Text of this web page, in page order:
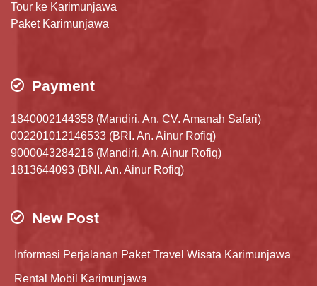
Tour ke Karimunjawa
Paket Karimunjawa
Payment
1840002144358 (Mandiri. An. CV. Amanah Safari)
002201012146533 (BRI. An. Ainur Rofiq)
9000043284216 (Mandiri. An. Ainur Rofiq)
1813644093 (BNI. An. Ainur Rofiq)
New Post
Informasi Perjalanan Paket Travel Wisata Karimunjawa
Rental Mobil Karimunjawa